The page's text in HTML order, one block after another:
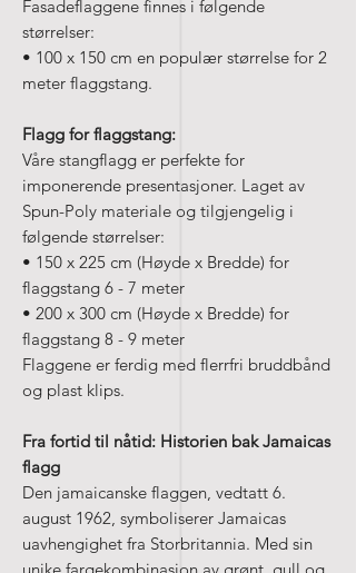
Fasadeflaggene finnes i følgende
størrelser:
• 100 x 150 cm en populær størrelse for 2
meter flaggstang.
Flagg for flaggstang:
Våre stangflagg er perfekte for
imponerende presentasjoner. Laget av
Spun-Poly materiale og tilgjengelig i
følgende størrelser:
• 150 x 225 cm (Høyde x Bredde) for
flaggstang 6 - 7 meter
• 200 x 300 cm (Høyde x Bredde) for
flaggstang 8 - 9 meter
Flaggene er ferdig med flerrfri bruddbånd
og plast klips.
Fra fortid til nåtid: Historien bak Jamaicas
flagg
Den jamaicanske flaggen, vedtatt 6.
august 1962, symboliserer Jamaicas
uavhengighet fra Storbritannia. Med sin